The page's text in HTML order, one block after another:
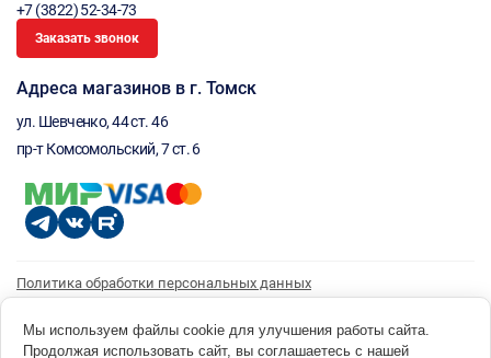
+7 (3822) 52-34-73
Заказать звонок
Адреса магазинов в г. Томск
ул. Шевченко, 44 ст. 46
пр-т Комсомольский, 7 ст. 6
Политика обработки персональных данных
Согласие на получение рассылки
Мы используем файлы cookie для улучшения работы сайта.
Продолжая использовать сайт, вы соглашаетесь с нашей